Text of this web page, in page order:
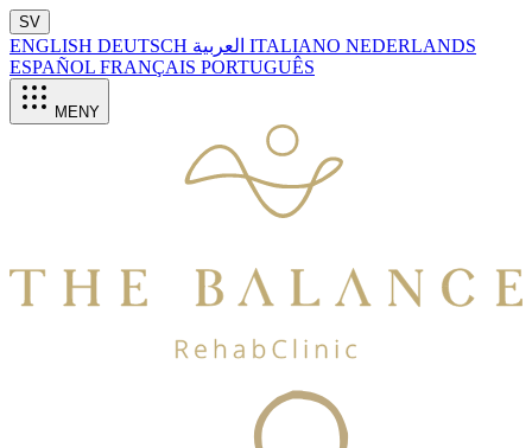
SV
ENGLISH DEUTSCH ITALIANO NEDERLANDS
ESPAÑOL FRANÇAIS PORTUGUÊS
MENY